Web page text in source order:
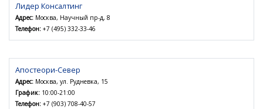
Лидер Консалтинг
Адрес: Москва, Научный пр-д, 8
Телефон: +7 (495) 332-33-46
Апостеори-Север
Адрес: Москва, ул. Рудневка, 15
График: 10:00-21:00
Телефон: +7 (903) 708-40-57